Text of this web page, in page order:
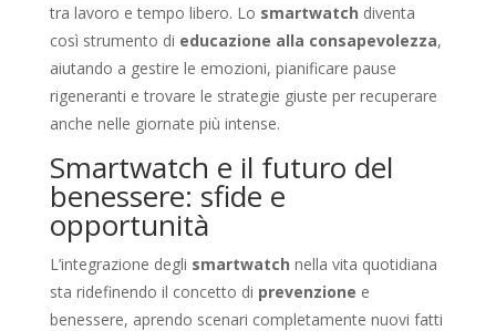
tra lavoro e tempo libero. Lo smartwatch diventa
così strumento di educazione alla consapevolezza,
aiutando a gestire le emozioni, pianificare pause
rigeneranti e trovare le strategie giuste per recuperare
anche nelle giornate più intense.
Smartwatch e il futuro del
benessere: sfide e
opportunità
L’integrazione degli smartwatch nella vita quotidiana
sta ridefinendo il concetto di prevenzione e
benessere, aprendo scenari completamente nuovi fatti